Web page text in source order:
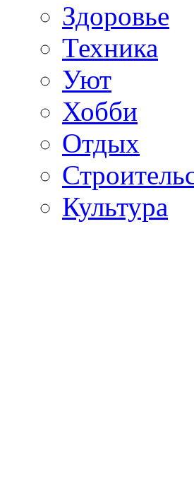
Здоровье
Техника
Уют
Хобби
Отдых
Культура